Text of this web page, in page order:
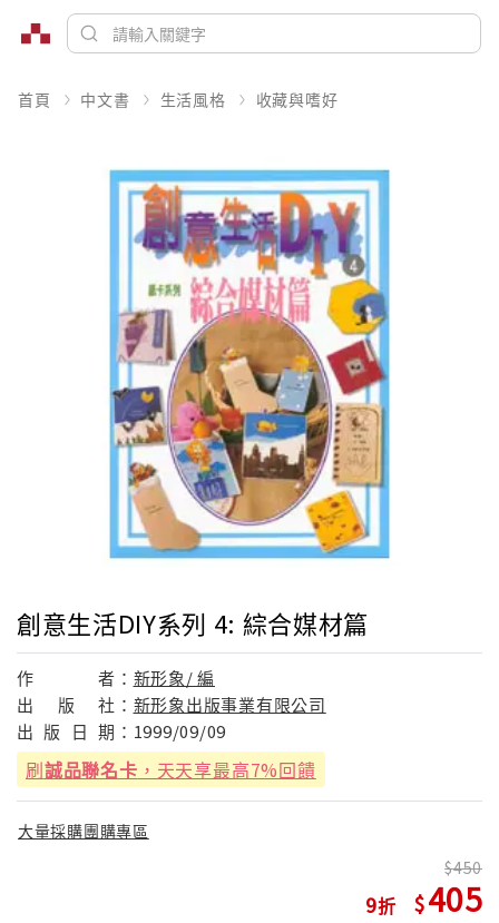
首頁 中文書 生活風格 收藏與嗜好
創意生活DIY系列 4: 綜合媒材篇
作 者： 新形象/ 編
出
版 社： 新形象出版事業有限公司
出 版 日 期： 1999/09/09
刷誠品聯名卡 ，天天享最高7%回饋
大量採購團購專區
9
450
405